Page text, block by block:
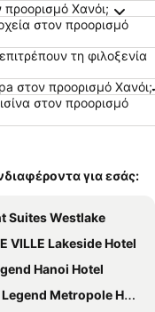
προορισμό Χανόι;
στον προορισμό
τη φιλοξενία
στον προορισμό Χανόι;
στον προορισμό
για εσάς:
Suites Westlake
VILLE Lakeside Hotel
Hanoi Hotel
Metropole Hanoi